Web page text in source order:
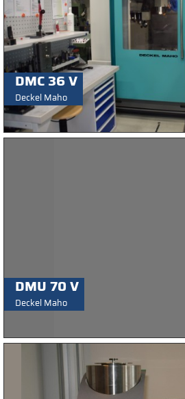
DMC 36 V
Deckel Maho
DMU 70 V
Deckel Maho